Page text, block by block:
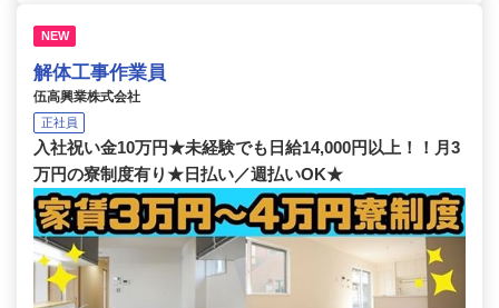
NEW
解体工事作業員
伍高興業株式会社
正社員
入社祝い金10万円★未経験でも日給14,000円以上！！月3
万円の寮制度有り★日払い／週払いOK★